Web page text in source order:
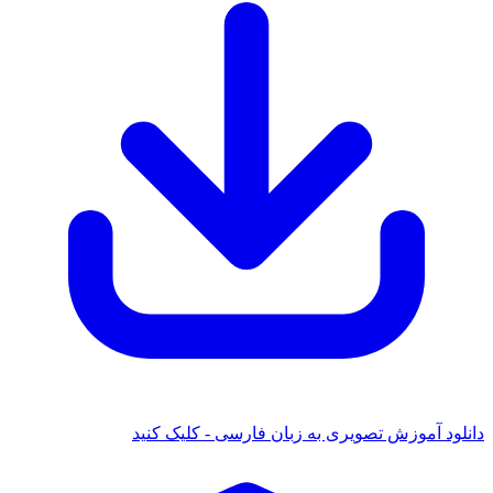
آموزش تصویری به زبان فارسی - کلیک کنید